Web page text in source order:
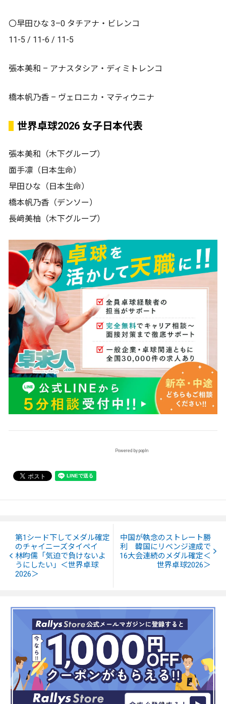
〇早田ひな 3–0 タチアナ・ビレンコ
11-5 / 11-6 / 11-5
張本美和 – アナスタシア・ディミトレンコ
橋本帆乃香 – ヴェロニカ・マティウニナ
世界卓球2026 女子日本代表
張本美和（木下グループ）
面手凛（日本生命）
早田ひな（日本生命）
橋本帆乃香（デンソー）
長﨑美柚（木下グループ）
Powered by popIn
第1シード下してメダル確定
のチャイニーズタイペイ
林昀儒「気迫で負けないよ
うにしたい」＜世界卓球
2026＞
中国が執念のストレート勝
利 韓国にリベンジ達成で
16大会連続のメダル確定＜
世界卓球2026＞